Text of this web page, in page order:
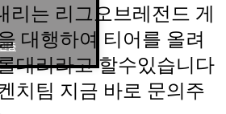
증
리는 리그오브레전드 게
대행하여 티어를 올려
대리라고 할수있습니다
치팀 지금 바로 문의주